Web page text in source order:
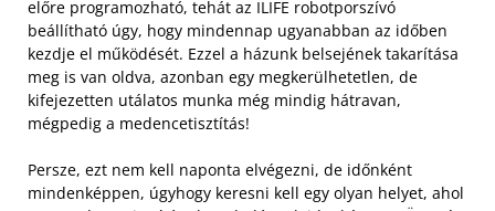
előre programozható, tehát az ILIFE robotporszívó
beállítható úgy, hogy mindennap ugyanabban az időben
kezdje el működését. Ezzel a házunk belsejének takarítása
meg is van oldva, azonban egy megkerülhetetlen, de
kifejezetten utálatos munka még mindig hátravan,
mégpedig a medencetisztítás!
Persze, ezt nem kell naponta elvégezni, de időnként
mindenképpen, úgyhogy keresni kell egy olyan helyet, ahol